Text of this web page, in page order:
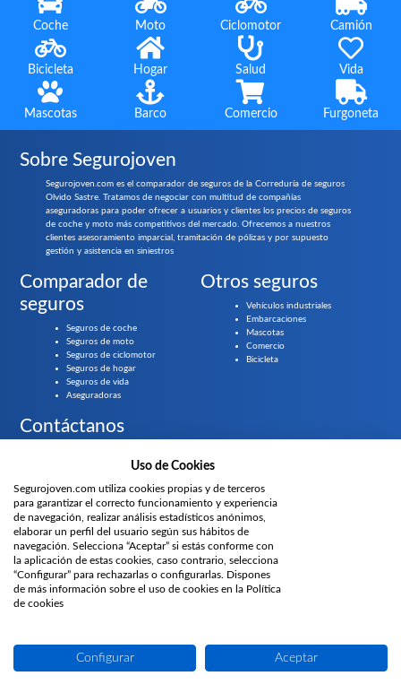
Coche Moto Ciclomotor Camión
Bicicleta Hogar Salud Vida
Mascotas Barco Comercio Furgoneta
Sobre Segurojoven
Segurojoven.com es el comparador de seguros de la Correduría de seguros
Olvido Sastre. Tratamos de negociar con multitud de compañías
aseguradoras para poder ofrecer a usuarios y clientes los precios de seguros
de coche y moto más competitivos del mercado. Ofrecemos a nuestros
clientes asesoramiento imparcial, tramitación de pólizas y por supuesto
gestión y asistencia en siniestros
Comparador de
seguros
Seguros de coche
Seguros de moto
Seguros de ciclomotor
Seguros de hogar
Seguros de vida
Aseguradoras
Otros seguros
Vehículos industriales
Embarcaciones
Mascotas
Comercio
Bicicleta
Contáctanos
¿Prefieres que te llamemos?
Parte del grupo
Únete
legal
seguros
denuncias
denuncias
web
Uso de Cookies
Segurojoven.com utiliza cookies propias y de terceros
para garantizar el correcto funcionamiento y experiencia
de navegación, realizar análisis estadísticos anónimos,
elaborar un perfil del usuario según sus hábitos de
navegación. Selecciona “Aceptar” si estás conforme con
la aplicación de estas cookies, caso contrario, selecciona
“Configurar” para rechazarlas o configurarlas. Dispones
de más información sobre el uso de cookies en la Política
de cookies
Configurar Aceptar